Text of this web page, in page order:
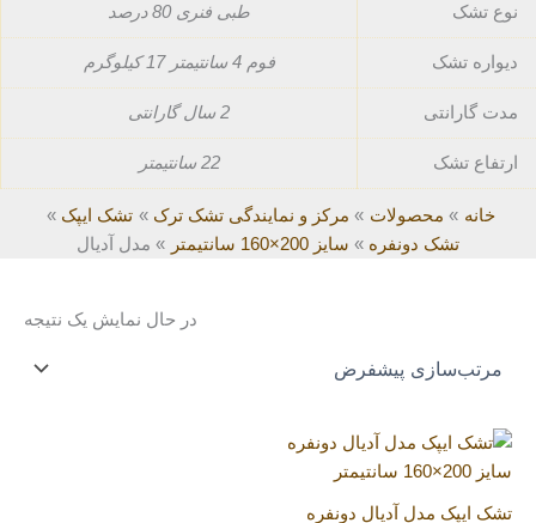
نوع تشک طبی فنری 80 درصد
دیواره تشک فوم 4 سانتیمتر 17 کیلوگرم
مدت گارانتی 2 سال گارانتی
ارتفاع تشک 22 سانتیمتر
خانه محصولات مرکز و نمایندگی تشک ترک
تشک ایپک
تشک دونفره
سایز 200×160 سانتیمتر مدل آدیال
در حال نمایش یک نتیجه
تشک ایپک مدل آدیال دونفره